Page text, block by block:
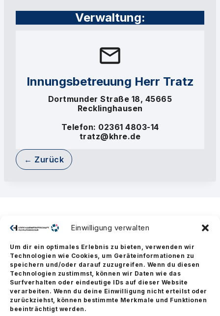
Einwilligung verwalten
Um dir ein optimales Erlebnis zu bieten, verwenden wir
Technologien wie Cookies, um Geräteinformationen zu
speichern und/oder darauf zuzugreifen. Wenn du diesen
Technologien zustimmst, können wir Daten wie das
Surfverhalten oder eindeutige IDs auf dieser Website
verarbeiten. Wenn du deine Einwilligung nicht erteilst oder
zurückziehst, können bestimmte Merkmale und Funktionen
beeinträchtigt werden.
Verwaltung:
Innungsbetreuung Herr Tratz
Dortmunder Straße 18, 45665
Recklinghausen
Telefon: 02361 4803-14
tratz@khre.de
← Zurück